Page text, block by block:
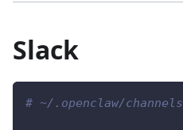
Slack
# ~/.openclaw/